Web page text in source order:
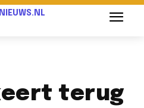
NIEUWS.NL
terug